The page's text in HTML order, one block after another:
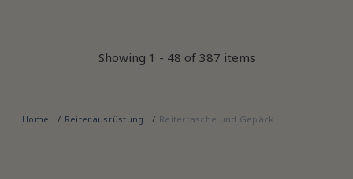
Showing 1 - 48 of 387 items
Home Reiterausrüstung Reitertasche und Gepäck